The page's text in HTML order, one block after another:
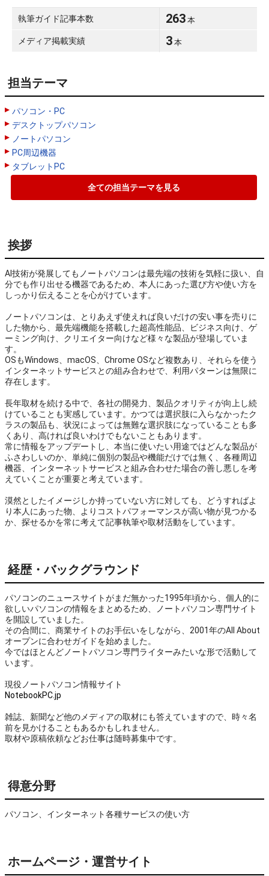
執筆ガイド記事本数 263 本
メディア掲載実績 3 本
担当テーマ
パソコン・PC
デスクトップパソコン
ノートパソコン
PC周辺機器
タブレットPC
全ての担当テーマを見る
挨拶
AI技術が発展してもノートパソコンは最先端の技術を気軽に扱い、自
分でも作り出せる機器であるため、本人にあった選び方や使い方を
しっかり伝えることを心がけています。
ノートパソコンは、とりあえず使えれば良いだけの安い事を売りに
した物から、最先端機能を搭載した超高性能品、ビジネス向け、ゲ
ーミング向け、クリエイター向けなど様々な製品が登場していま
す。
OSもWindows、macOS、Chrome OSなど複数あり、それらを使う
インターネットサービスとの組み合わせで、利用パターンは無限に
存在します。
長年取材を続ける中で、各社の開発力、製品クオリティが向上し続
けていることも実感しています。かつては選択肢に入らなかったク
ラスの製品も、状況によっては無難な選択肢になっていることも多
くあり、高ければ良いわけでもないこともあります。
常に情報をアップデートし、本当に使いたい用途ではどんな製品が
ふさわしいのか、単純に個別の製品や機能だけでは無く、各種周辺
機器、インターネットサービスと組み合わせた場合の善し悪しを考
えていくことが重要と考えています。
漠然としたイメージしか持っていない方に対しても、どうすればよ
り本人にあった物、よりコストパフォーマンスが高い物が見つかる
か、探せるかを常に考えて記事執筆や取材活動をしています。
経歴・バックグラウンド
パソコンのニュースサイトがまだ無かった1995年頃から、個人的に
欲しいパソコンの情報をまとめるため、ノートパソコン専門サイト
を開設していました。
その合間に、商業サイトのお手伝いをしながら、2001年のAll About
オープンに合わせガイドを始めました。
今ではほとんどノートパソコン専門ライターみたいな形で活動して
います。
現役ノートパソコン情報サイト
NotebookPC.jp
雑誌、新聞など他のメディアの取材にも答えていますので、時々名
前を見かけることもあるかもしれません。
取材や原稿依頼などお仕事は随時募集中です。
得意分野
パソコン、インターネット各種サービスの使い方
ホームページ・運営サイト